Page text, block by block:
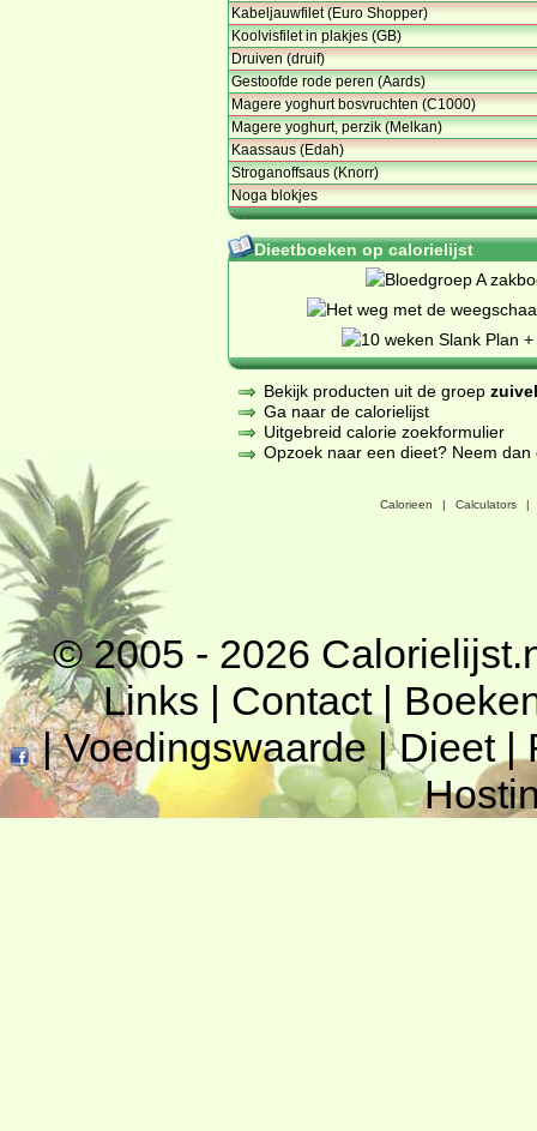
Kabeljauwfilet (Euro Shopper)
Koolvisfilet in plakjes (GB)
Druiven (druif)
Gestoofde rode peren (Aards)
Magere yoghurt bosvruchten (C1000)
Magere yoghurt, perzik (Melkan)
Kaassaus (Edah)
Stroganoffsaus (Knorr)
Noga blokjes
Dieetboeken op calorielijst
Bekijk producten uit de groep
Ga naar de calorielijst
Uitgebreid calorie zoekformulier
Opzoek naar een dieet? Neem
Calorieen | Calculators |
© 2005 - 2026
Links | Contact|
|Voedingswaarde|Dieet|